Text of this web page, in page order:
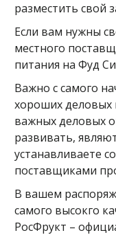
разместить свой
Если вам нужны
местного
питания на Фуд
Важно с самого
хороших деловых
важных деловых
развивать,
устанавливаете
поставщиками
В вашем
самого высокго
РосФрукт –